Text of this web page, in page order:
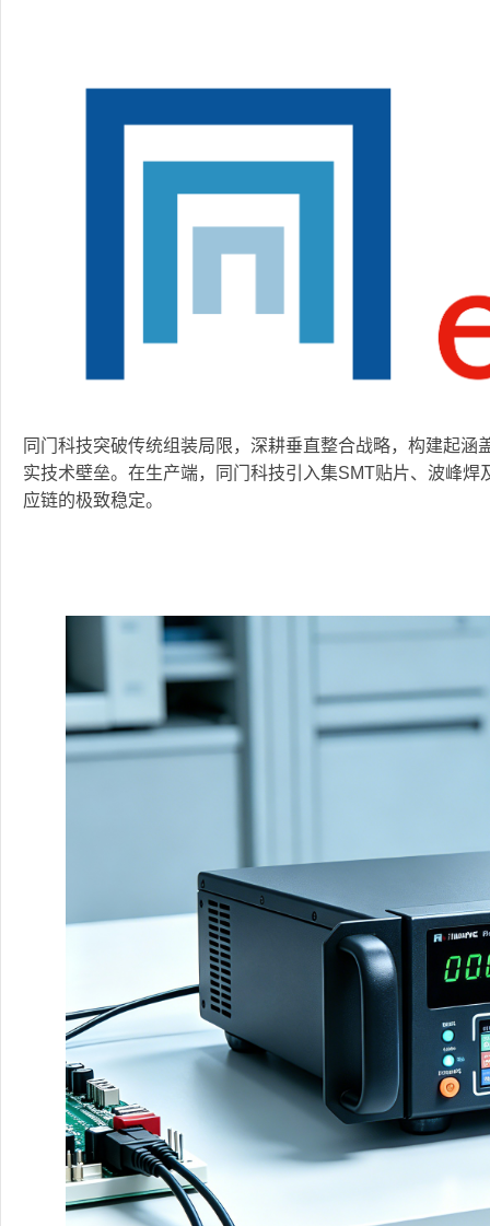
同门科技突破传统组装局限，深耕垂直整合战略，构建起
实技术壁垒。在生产端，同门科技引入集SMT贴片、波峰焊
应链的极致稳定。